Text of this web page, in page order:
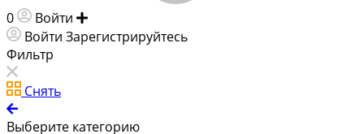
0 Войти
Войти Зарегистрируйтесь
Фильтр
Снять
Выберите категорию